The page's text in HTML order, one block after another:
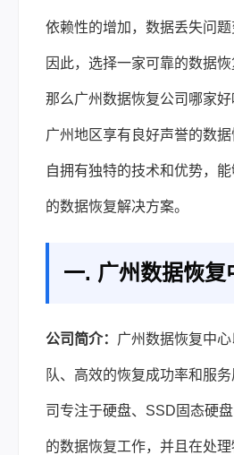
载 |
依赖性的增加，数据丢失问题
因此，选择一家可靠的数据恢
那么广州数据恢复公司哪家
广州地区享有良好声誉的数
自拥有独特的技术和优势，
的数据恢复解决方案。
一. 广州数据恢复
公司简介： 广州数据恢复中
队、高效的恢复成功率和服
司专注于硬盘、SSD固态硬
的数据恢复工作，并且在处